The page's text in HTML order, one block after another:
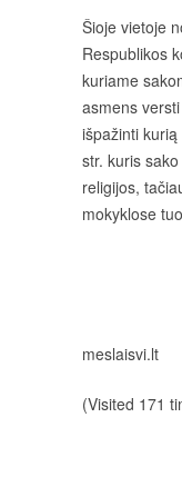
Šioje vietoje
Respublikos
kuriame
asmens
išpažinti
str. kuris
religijos,
mokyklose
meslaisvi.lt
(Visited 171